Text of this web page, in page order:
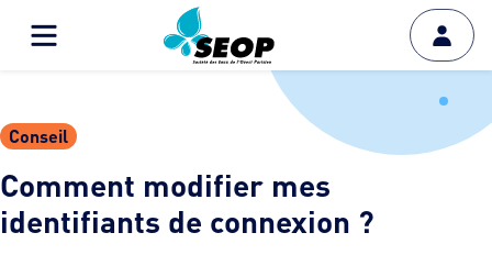
Conseil
Comment modifier mes
identifiants de connexion ?